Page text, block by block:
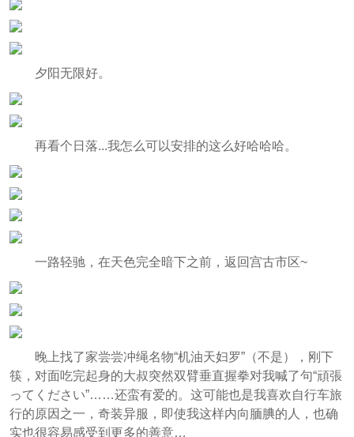
夕阳无限好。
再看个日落...我怎么可以安排的这么好哈哈哈。
一路轻驰，在天色完全暗下之前，返回宫古市区~
晚上找了家尝尝冲绳名物“机油天妇罗”（不是），刚下
筷，对面吃完起身的大叔突然双臂垂直握拳对我喊了句“頑張
ってください”……还蛮有爱的。这可能也是我喜欢自行车旅
行的原因之一，奇装异服，即使我这样内向腼腆的人，也确
实也很容易感受到更多的善意…